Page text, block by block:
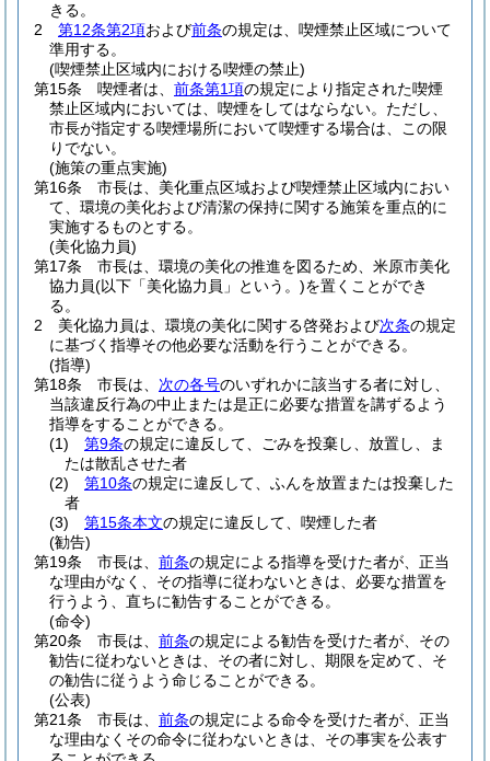
きる。
2
第12条第2項および前条の規定は、喫煙禁止区域について
準用する。
(喫煙禁止区域内における喫煙の禁止)
第15条
喫煙者は、 前条第1項の規定により指定された喫煙
禁止区域内においては、喫煙をしてはならない。 ただし、
市長が指定する喫煙場所において喫煙する場合は、この限
りでない。
(施策の重点実施)
第16条
市長は、美化重点区域および喫煙禁止区域内におい
て、環境の美化および清潔の保持に関する施策を重点的に
実施するものとする。
(美化協力員)
第17条
市長は、環境の美化の推進を図るため、米原市美化
協力員(以下「美化協力員」という。)を置くことができ
る。
2
美化協力員は、環境の美化に関する啓発および次条の規定
に基づく指導その他必要な活動を行うことができる。
(指導)
第18条
市長は、 次の各号のいずれかに該当する者に対し、
当該違反行為の中止または是正に必要な措置を講ずるよう
指導をすることができる。
(1)
第9条の規定に違反して、ごみを投棄し、放置し、ま
たは散乱させた者
(2)
第10条の規定に違反して、ふんを放置または投棄した
者
(3)
第15条本文の規定に違反して、喫煙した者
(勧告)
第19条
市長は、 前条の規定による指導を受けた者が、正当
な理由がなく、その指導に従わないときは、必要な措置を
行うよう、直ちに勧告することができる。
(命令)
第20条
市長は、 前条の規定による勧告を受けた者が、その
勧告に従わないときは、その者に対し、期限を定めて、そ
の勧告に従うよう命じることができる。
(公表)
第21条
市長は、 前条の規定による命令を受けた者が、正当
な理由なくその命令に従わないときは、その事実を公表す